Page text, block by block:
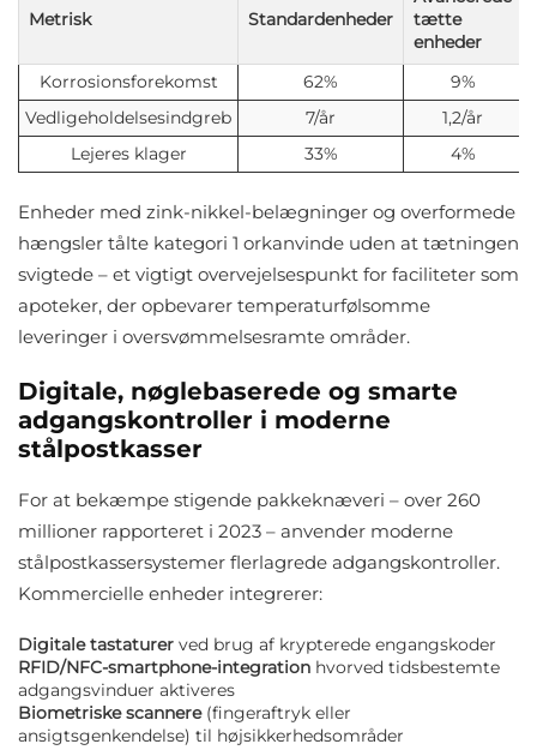
Metrisk Standardenheder
tætte
enheder
Korrosionsforekomst
62%
9%
Vedligeholdelsesindgreb
7/år
1,2/år
Lejeres klager
33% 4%
Enheder med zink-nikkel-belægninger og overformede
hængsler tålte kategori 1 orkanvinde uden at tætningen
svigtede – et vigtigt overvejelsespunkt for faciliteter som
apoteker, der opbevarer temperaturfølsomme
leveringer i oversvømmelsesramte områder.
Digitale, nøglebaserede og smarte
adgangskontroller i moderne
stålpostkasser
For at bekæmpe stigende pakkeknæveri – over 260
millioner rapporteret i 2023 – anvender moderne
stålpostkassersystemer flerlagrede adgangskontroller.
Kommercielle enheder integrerer:
Digitale tastaturer ved brug af krypterede engangskoder
RFID/NFC-smartphone-integration hvorved tidsbestemte
adgangsvinduer aktiveres
Biometriske scannere (fingeraftryk eller
ansigtsgenkendelse) til højsikkerhedsområder